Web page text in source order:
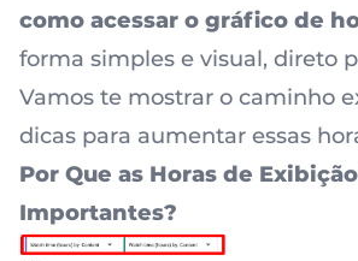
como acessar o gráfico de
forma simples e visual, direto
Vamos te mostrar o caminho
dicas para aumentar essas
Por Que as Horas de
Importantes?